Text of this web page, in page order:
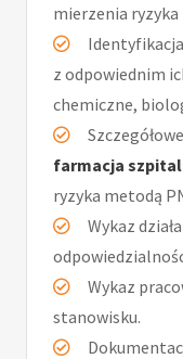
mierzenia ryzyka
z odpowiednim
chemiczne,
Szczegółowe
farmacja
ryzyka metodą
Wykaz
Wykaz
stanowisku.